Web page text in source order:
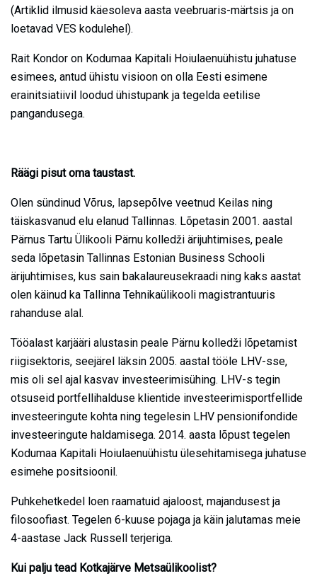
(Artiklid ilmusid käesoleva aasta veebruaris-märtsis ja on
loetavad VES kodulehel).
Rait Kondor on Kodumaa Kapitali Hoiulaenuühistu juhatuse
esimees, antud ühistu visioon on olla Eesti esimene
erainitsiatiivil loodud ühistupank ja tegelda eetilise
pangandusega.
Räägi pisut oma taustast.
Olen sündinud Võrus, lapsepõlve veetnud Keilas ning
täiskasvanud elu elanud Tallinnas. Lõpetasin 2001. aastal
Pärnus Tartu Ülikooli Pärnu kolledži ärijuhtimises, peale
seda lõpetasin Tallinnas Estonian Business Schooli
ärijuhtimises, kus sain bakalaureusekraadi ning kaks aastat
olen käinud ka Tallinna Tehnikaülikooli magistrantuuris
rahanduse alal.
Tööalast karjääri alustasin peale Pärnu kolledži lõpetamist
riigisektoris, seejärel läksin 2005. aastal tööle LHV-sse,
mis oli sel ajal kasvav investeerimisühing. LHV-s tegin
otsuseid portfellihalduse klientide investeerimisportfellide
investeeringute kohta ning tegelesin LHV pensionifondide
investeeringute haldamisega. 2014. aasta lõpust tegelen
Kodumaa Kapitali Hoiulaenuühistu ülesehitamisega juhatuse
esimehe positsioonil.
Puhkehetkedel loen raamatuid ajaloost, majandusest ja
filosoofiast. Tegelen 6-kuuse pojaga ja käin jalutamas meie
4-aastase Jack Russell terjeriga.
Kui palju tead Kotkajärve Metsaülikoolist?